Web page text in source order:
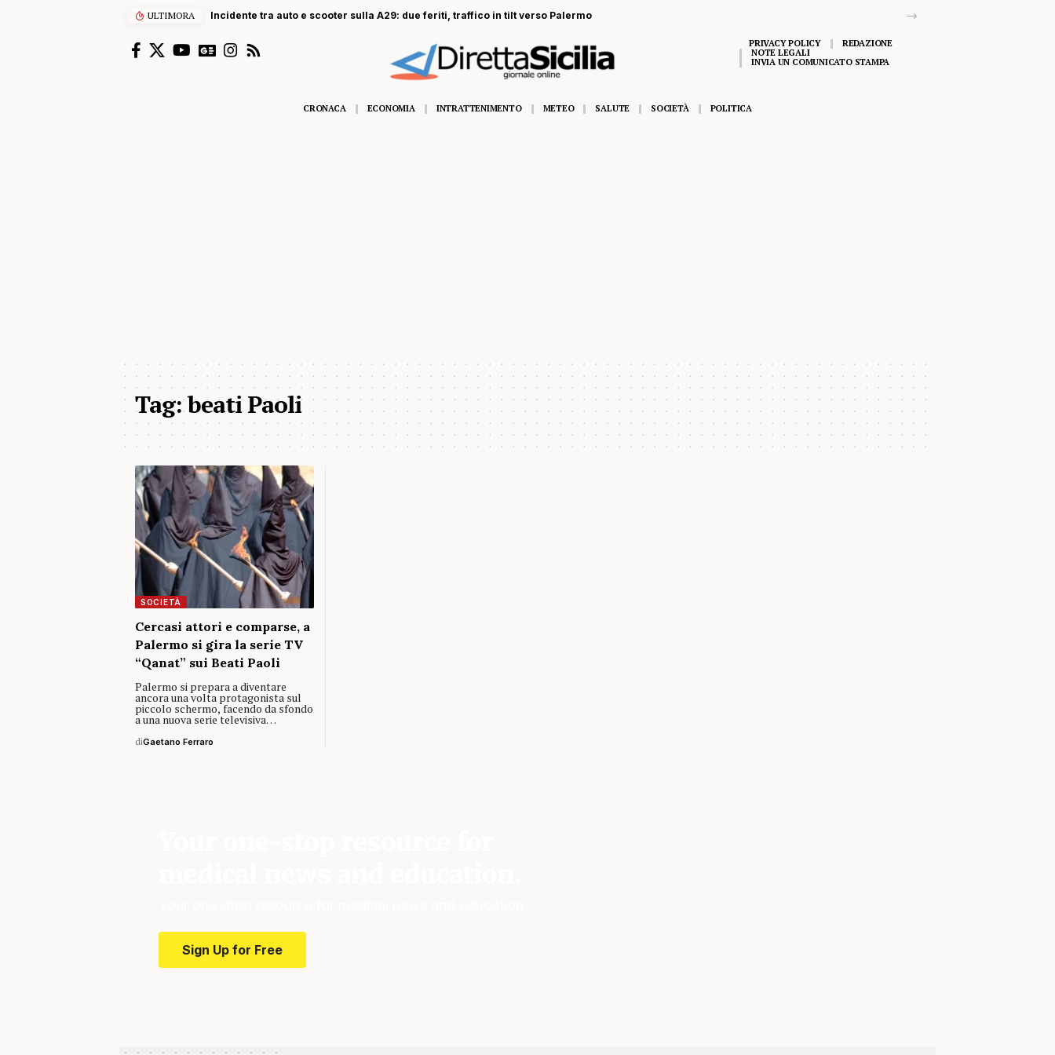
ULTIMORA Incidente tra auto e scooter sulla A29: due feriti, traffico in tilt verso Palermo
PRIVACY POLICY
REDAZIONE
NOTE LEGALI
INVIA UN COMUNICATO STAMPA
CRONACA ECONOMIA INTRATTENIMENTO METEO SALUTE SOCIETÀ POLITICA
Tag:beati Paoli
SOCIETÀ
Cercasi attori e comparse, a
Palermo si gira la serie TV
“Qanat” sui Beati Paoli
Palermo si prepara a diventare
ancora una volta protagonista sul
piccolo schermo, facendo da sfondo
a una nuova serie televisiva…
diGaetano Ferraro
Sign Up for Free